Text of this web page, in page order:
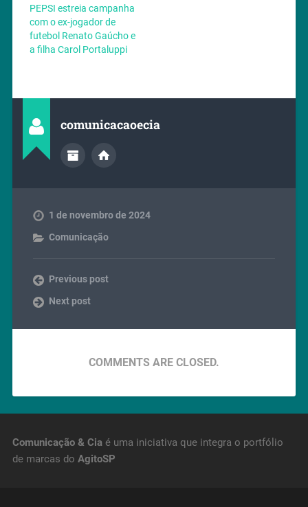
PEPSI estreia campanha
com o ex-jogador de
futebol Renato Gaúcho e
a filha Carol Portaluppi
comunicacaoecia
1 de novembro de 2024
Comunicação
Previous post
Next post
COMMENTS ARE CLOSED.
Comunicação & Ciaé uma iniciativa que integra o portfólio
de marcas do AgitoSP